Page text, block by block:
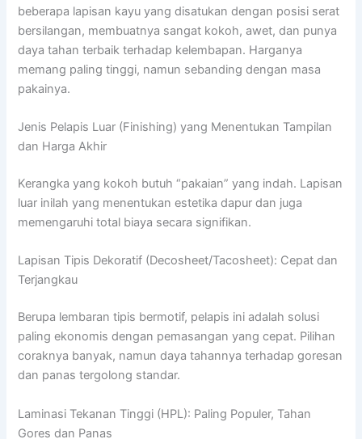
beberapa lapisan kayu yang disatukan dengan posisi serat
bersilangan, membuatnya sangat kokoh, awet, dan punya
daya tahan terbaik terhadap kelembapan. Harganya
memang paling tinggi, namun sebanding dengan masa
pakainya.
Jenis Pelapis Luar (Finishing) yang Menentukan Tampilan
dan Harga Akhir
Kerangka yang kokoh butuh “pakaian” yang indah. Lapisan
luar inilah yang menentukan estetika dapur dan juga
memengaruhi total biaya secara signifikan.
Lapisan Tipis Dekoratif (Decosheet/Tacosheet): Cepat dan
Terjangkau
Berupa lembaran tipis bermotif, pelapis ini adalah solusi
paling ekonomis dengan pemasangan yang cepat. Pilihan
coraknya banyak, namun daya tahannya terhadap goresan
dan panas tergolong standar.
Laminasi Tekanan Tinggi (HPL): Paling Populer, Tahan
Gores dan Panas